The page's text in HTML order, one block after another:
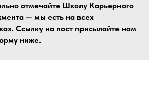
отмечайте Школу Карьерного
— мы есть на всех
Ссылку на пост присылайте нам
ниже.